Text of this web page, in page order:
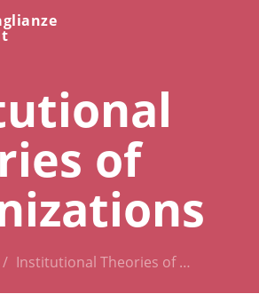
of
Institutional Theories of …